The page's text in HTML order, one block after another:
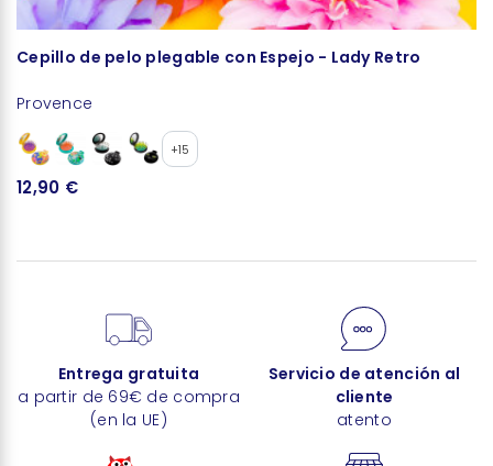
Cepillo de pelo plegable con Espejo - Lady Retro
Provence
+15
12,90 €
Entrega gratuita
a partir de 69€ de compra
(en la UE)
Servicio de atención al
cliente
atento